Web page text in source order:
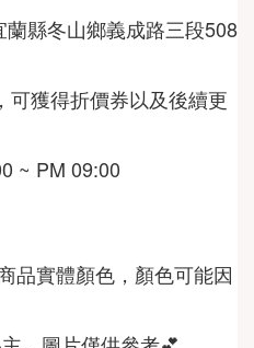
蘭縣冬山鄉義成路三段508
可獲得折價券以及後續更
~ PM 09:00
品實體顏色，顏色可能因